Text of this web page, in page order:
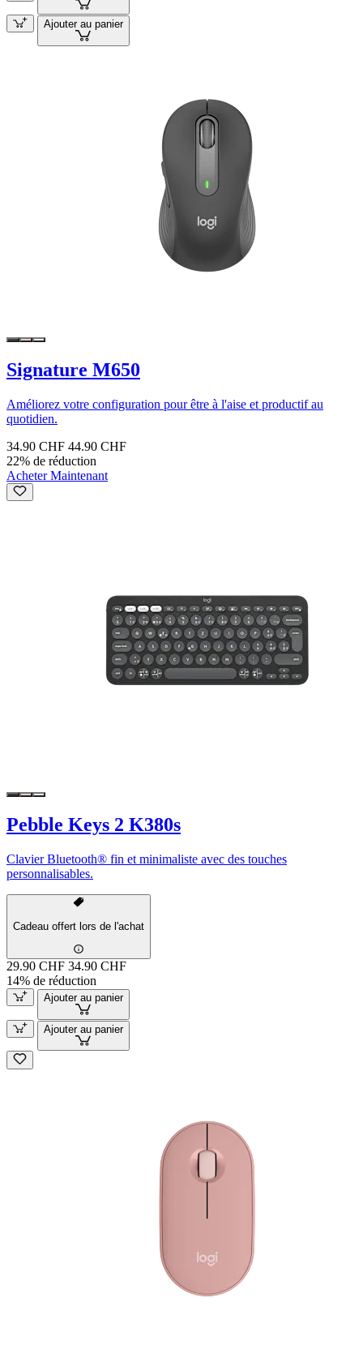
Ajouter au panier
Signature M650
Améliorez votre configuration pour être à l'aise et productif au
quotidien.
34.90 CHF 44.90 CHF
22% de réduction
Acheter Maintenant
Pebble Keys 2 K380s
Clavier Bluetooth® fin et minimaliste avec des touches
personnalisables.
Cadeau offert lors de l'achat
29.90 CHF 34.90 CHF
14% de réduction
Ajouter au panier
Ajouter au panier